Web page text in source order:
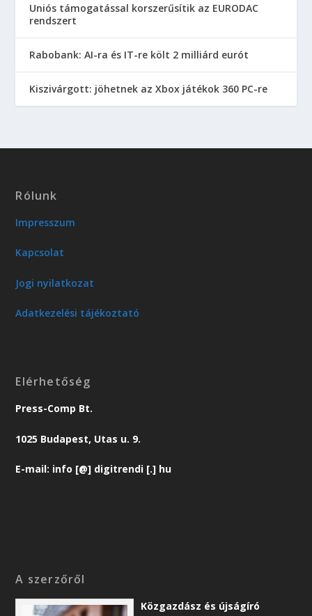
Uniós támogatással korszerűsítik az EURODAC
rendszert
Rabobank: AI-ra és IT-re költ 2 milliárd eurót
Kiszivárgott: jöhetnek az Xbox játékok 360 PC-re
Rólunk
Impresszum
Kapcsolat
Jogi nyilatkozat
Adatkezelési tájékoztató
Elérhetőség
Press-Comp Bt.
1025 Budapest, Utas u. 9.
E-mail: info [@] digitrendi [.] hu
A szerzőről
Közgazdász és újságíró